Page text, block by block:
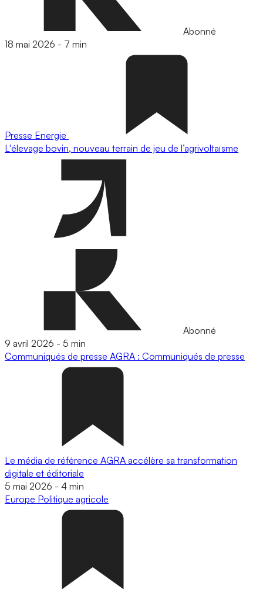
Abonné
18 mai 2026 - 7 min
Presse Energie
L'élevage bovin, nouveau terrain de jeu de l’agrivoltaïsme
Abonné
9 avril 2026 - 5 min
Communiqués de presse AGRA : Communiqués de presse
Le média de référence AGRA accélère sa transformation
digitale et éditoriale
5 mai 2026 - 4 min
Europe Politique agricole